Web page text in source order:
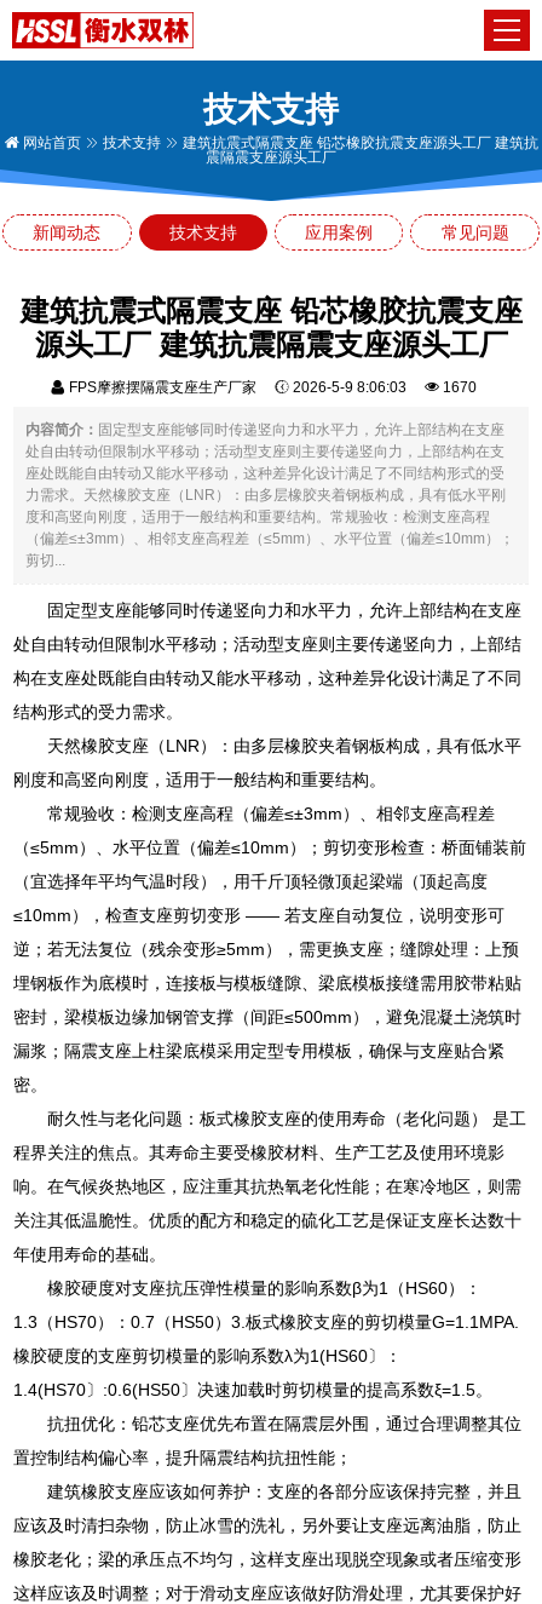
技术支持
网站首页 技术支持
建筑抗震式隔震支座 铅芯橡胶抗震支座源头工厂 建筑抗
震隔震支座源头工厂
新闻动态 技术支持 应用案例 常见问题
建筑抗震式隔震支座 铅芯橡胶抗震支座
源头工厂 建筑抗震隔震支座源头工厂
FPS摩擦摆隔震支座生产厂家 2026-5-9 8:06:03 1670
内容简介： 固定型支座能够同时传递竖向力和水平力，允许上部结构在支座
处自由转动但限制水平移动；活动型支座则主要传递竖向力，上部结构在支
座处既能自由转动又能水平移动，这种差异化设计满足了不同结构形式的受
力需求。天然橡胶支座（LNR）：由多层橡胶夹着钢板构成，具有低水平刚
度和高竖向刚度，适用于一般结构和重要结构。常规验收：检测支座高程
（偏差≤±3mm）、相邻支座高程差（≤5mm）、水平位置（偏差≤10mm）；
剪切...
固定型支座能够同时传递竖向力和水平力，允许上部结构在支座
处自由转动但限制水平移动；活动型支座则主要传递竖向力，上部结
构在支座处既能自由转动又能水平移动，这种差异化设计满足了不同
结构形式的受力需求。
天然橡胶支座（LNR）：由多层橡胶夹着钢板构成，具有低水平
刚度和高竖向刚度，适用于一般结构和重要结构。
常规验收：检测支座高程（偏差≤±3mm）、相邻支座高程差
（≤5mm）、水平位置（偏差≤10mm）；剪切变形检查：桥面铺装前
（宜选择年平均气温时段），用千斤顶轻微顶起梁端（顶起高度
≤10mm），检查支座剪切变形 —— 若支座自动复位，说明变形可
逆；若无法复位（残余变形≥5mm），需更换支座；缝隙处理：上预
埋钢板作为底模时，连接板与模板缝隙、梁底模板接缝需用胶带粘贴
密封，梁模板边缘加钢管支撑（间距≤500mm），避免混凝土浇筑时
漏浆；隔震支座上柱梁底模采用定型专用模板，确保与支座贴合紧
密。
耐久性与老化问题：板式橡胶支座的使用寿命（老化问题） 是工
程界关注的焦点。其寿命主要受橡胶材料、生产工艺及使用环境影
响。在气候炎热地区，应注重其抗热氧老化性能；在寒冷地区，则需
关注其低温脆性。优质的配方和稳定的硫化工艺是保证支座长达数十
年使用寿命的基础。
橡胶硬度对支座抗压弹性模量的影响系数β为1（HS60）：
1.3（HS70）：0.7（HS50）3.板式橡胶支座的剪切模量G=1.1MPA.
橡胶硬度的支座剪切模量的影响系数λ为1(HS60〕：
1.4(HS70〕:0.6(HS50〕决速加载时剪切模量的提高系数ξ=1.5。
抗扭优化：铅芯支座优先布置在隔震层外围，通过合理调整其位
置控制结构偏心率，提升隔震结构抗扭性能；
建筑橡胶支座应该如何养护：支座的各部分应该保持完整，并且
应该及时清扫杂物，防止冰雪的洗礼，另外要让支座远离油脂，防止
橡胶老化；梁的承压点不均匀，这样支座出现脱空现象或者压缩变形
这样应该及时调整；对于滑动支座应该做好防滑处理，尤其要保护好